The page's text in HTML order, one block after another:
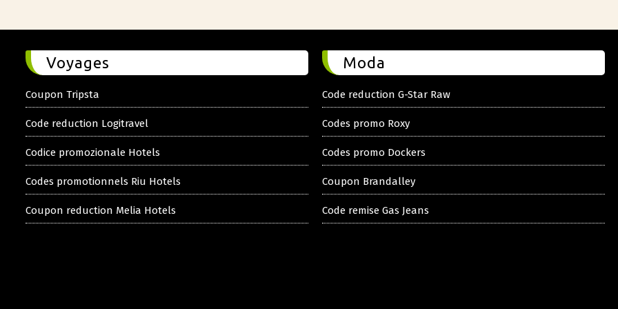
Voyages
Coupon Tripsta
Code reduction Logitravel
Codice promozionale Hotels
Codes promotionnels Riu Hotels
Coupon reduction Melia Hotels
Moda
Code reduction G-Star Raw
Codes promo Roxy
Codes promo Dockers
Coupon Brandalley
Code remise Gas Jeans